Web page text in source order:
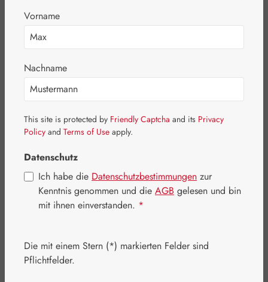
Bildergalerie überspringen
Regulärer Preis:
157,50 €
Inhalt:0.43 Kilogramm
Vorname
Nachname
This site is protected by Friendly Captcha and its Privacy
Policy and Terms of Use apply.
Datenschutz
Ich habe die Datenschutzbestimmungen zur
Kenntnis genommen und die AGB gelesen und bin
mit ihnen einverstanden. *
Die mit einem Stern (*) markierten Felder sind
Pflichtfelder.